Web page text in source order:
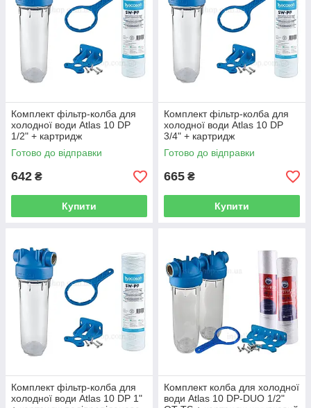
Комплект фільтр-колба для
холодної води Atlas 10 DP
1/2" + картридж
поліпропіленова нитка
Ecosoft CPN25
Готово до відправки
642 ₴
Купити
Комплект фільтр-колба для
холодної води Atlas 10 DP
3/4" + картридж
поліпропіленова нитка
Ecosoft CPN25
Готово до відправки
665 ₴
Купити
Комплект фільтр-колба для
холодної води Atlas 10 DP 1"
Комплект колба для холодної
води Atlas 10 DP-DUO 1/2"